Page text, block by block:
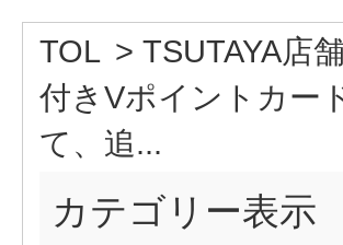
TOL > TSUTAYA店
付きVポイントカー
て、追...
カテゴリー表示